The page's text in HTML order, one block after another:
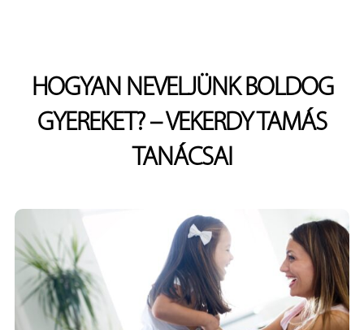
HOGYAN NEVELJÜNK BOLDOG
GYEREKET? – VEKERDY TAMÁS
TANÁCSAI